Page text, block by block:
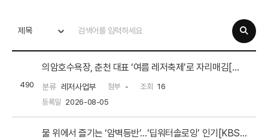
제목
490 분류 레저사업부
의암호수욕장, 춘천 대표 ‘여름 레저축제’로 자리매김[스포츠서울]
첨부 - 조회
16
등록일 2026-08-05
물 위에서 즐기는 ‘암벽등반’…‘딥워터솔로잉’ 인기[KBS뉴스]